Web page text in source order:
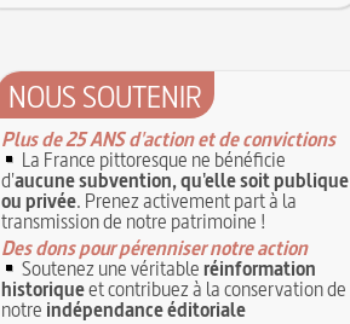
NOUS SOUTENIR
Plus de 25 ANS d'action et de convictions
La France pittoresque ne bénéficie
d'aucune subvention, qu'elle soit publique
ou privée. Prenez activement part à la
transmission de notre patrimoine !
Des dons pour pérenniser notre action
Soutenez une véritableréinformation
historiqueet contribuez à la conservation de
notre indépendance éditoriale